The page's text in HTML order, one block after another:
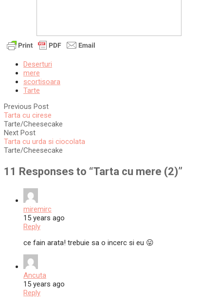
Deserturi
mere
scortisoara
Tarte
Previous Post
Tarta cu cirese
Tarte/Cheesecake
Next Post
Tarta cu urda si ciocolata
Tarte/Cheesecake
11 Responses to “Tarta cu mere (2)”
miremirc
15 years ago
Reply
ce fain arata! trebuie sa o incerc si eu 😛
Ancuta
15 years ago
Reply